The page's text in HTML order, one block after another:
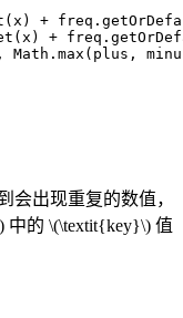
+
+
Math.max(plus,
会出现重复的数值，
中的 \(\textit{key}\) 值